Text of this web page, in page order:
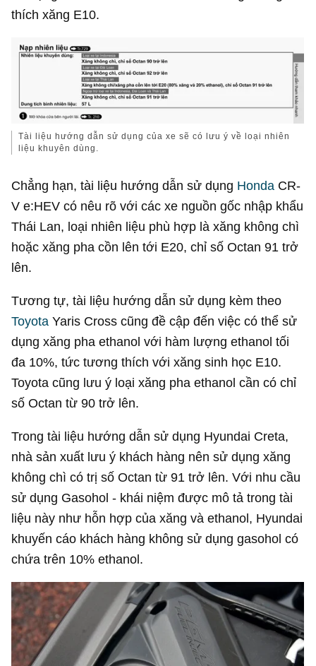
thích xăng E10.
Tài liệu hướng dẫn sử dụng của xe sẽ có lưu ý về loại nhiên
liệu khuyên dùng.
Chẳng hạn, tài liệu hướng dẫn sử dụng Honda CR-
V e:HEV có nêu rõ với các xe nguồn gốc nhập khẩu
Thái Lan, loại nhiên liệu phù hợp là xăng không chì
hoặc xăng pha cồn lên tới E20, chỉ số Octan 91 trở
lên.
Tương tự, tài liệu hướng dẫn sử dụng kèm theo
Toyota Yaris Cross cũng đề cập đến việc có thể sử
dụng xăng pha ethanol với hàm lượng ethanol tối
đa 10%, tức tương thích với xăng sinh học E10.
Toyota cũng lưu ý loại xăng pha ethanol cần có chỉ
số Octan từ 90 trở lên.
Trong tài liệu hướng dẫn sử dụng Hyundai Creta,
nhà sản xuất lưu ý khách hàng nên sử dụng xăng
không chì có trị số Octan từ 91 trở lên. Với nhu cầu
sử dụng Gasohol - khái niệm được mô tả trong tài
liệu này như hỗn hợp của xăng và ethanol, Hyundai
khuyến cáo khách hàng không sử dụng gasohol có
chứa trên 10% ethanol.